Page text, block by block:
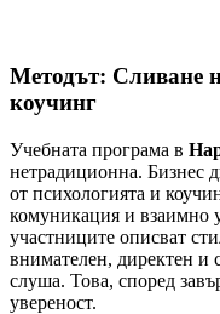
Методът: Сливане
коучинг
Учебната програма в
нетрадиционна. Бизнес
от психологията и
комуникация и взаимно
участниците описват
внимателен, директен и
слуша. Това, според
увереност.